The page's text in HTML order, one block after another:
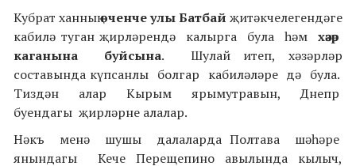
Кубрат ханныңөченче улы Батбай җитәкчелегендәге
кабилә туган җирләрендә калырга була һәм хәзәр
каганына буйсына. Шулай итеп, хәзәрләр
составында күпсанлы болгар кабиләләре дә була.
Тиздән алар Кырым ярымутравын, Днепр
буендагы җирләрне алалар.
Нәкъ менә шушы далаларда Полтава шәһәре
янындагы Кече Перещепино авылында кылыч,